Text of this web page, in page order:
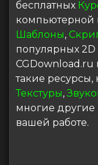
бесплатных
компьютерной
Шаблоны,
популярных
CGDownload.ru
такие ресурсы,
Текстуры,
многие другие
вашей работе.